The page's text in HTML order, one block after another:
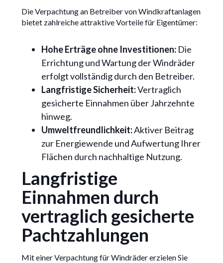
Die Verpachtung an Betreiber von Windkraftanlagen
bietet zahlreiche attraktive Vorteile für Eigentümer:
Hohe Erträge ohne Investitionen:Die
Errichtung und Wartung der Windräder
erfolgt vollständig durch den Betreiber.
Langfristige Sicherheit:Vertraglich
gesicherte Einnahmen über Jahrzehnte
hinweg.
Umweltfreundlichkeit:Aktiver Beitrag
zur Energiewende und Aufwertung Ihrer
Flächen durch nachhaltige Nutzung.
Langfristige
Einnahmen durch
vertraglich gesicherte
Pachtzahlungen
Mit einer Verpachtung für Windräder erzielen Sie